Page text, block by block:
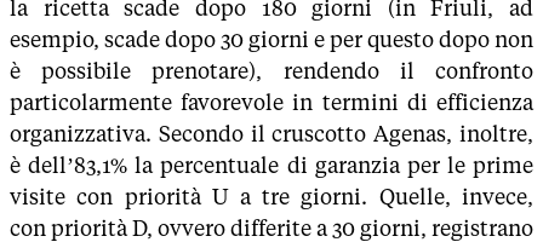
la ricetta scade dopo 180 giorni (in Friuli, ad
esempio, scade dopo 30 giorni e per questo dopo non
è possibile prenotare), rendendo il confronto
particolarmente favorevole in termini di efficienza
organizzativa. Secondo il cruscotto Agenas, inoltre,
è dell’83,1% la percentuale di garanzia per le prime
visite con priorità U a tre giorni. Quelle, invece,
con priorità D, ovvero differite a 30 giorni, registrano